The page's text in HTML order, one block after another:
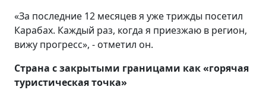
«За последние 12 месяцев я уже трижды посетил
Карабах. Каждый раз, когда я приезжаю в регион,
вижу прогресс», - отметил он.
Страна с закрытыми границами как«горячая
туристическая точка»